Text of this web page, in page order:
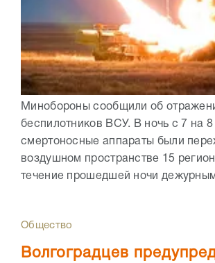
Минобороны сообщили об
беспилотников ВСУ. В ночь с 7 на 8
смертоносные аппараты были
воздушном пространстве 15
течение прошедшей ночи
Общество
Волгоградцев